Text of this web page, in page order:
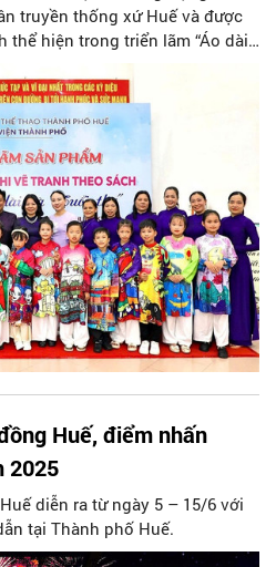
truyền thống xứ Huế và được
thể hiện trong triển lãm “Áo dài
Huế, điểm nhấn
2025
diễn ra từ ngày 5 – 15/6 với
tại Thành phố Huế.